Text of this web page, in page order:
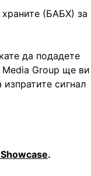
храните (БАБХ) за
да подадете
Media Group ще ви
сигнал
.